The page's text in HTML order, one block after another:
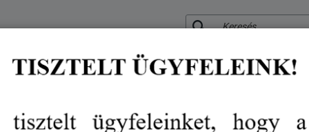
KERESÉS
RÓLUNK KÖZÉRDEKŰ ADATOK SZOLGÁLTATÁSOK